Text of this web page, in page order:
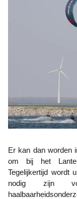
Er kan dan worden ingeschat hoe groot de kans van slagen is
om bij het
Tegelijkertijd wordt
nodig zijn